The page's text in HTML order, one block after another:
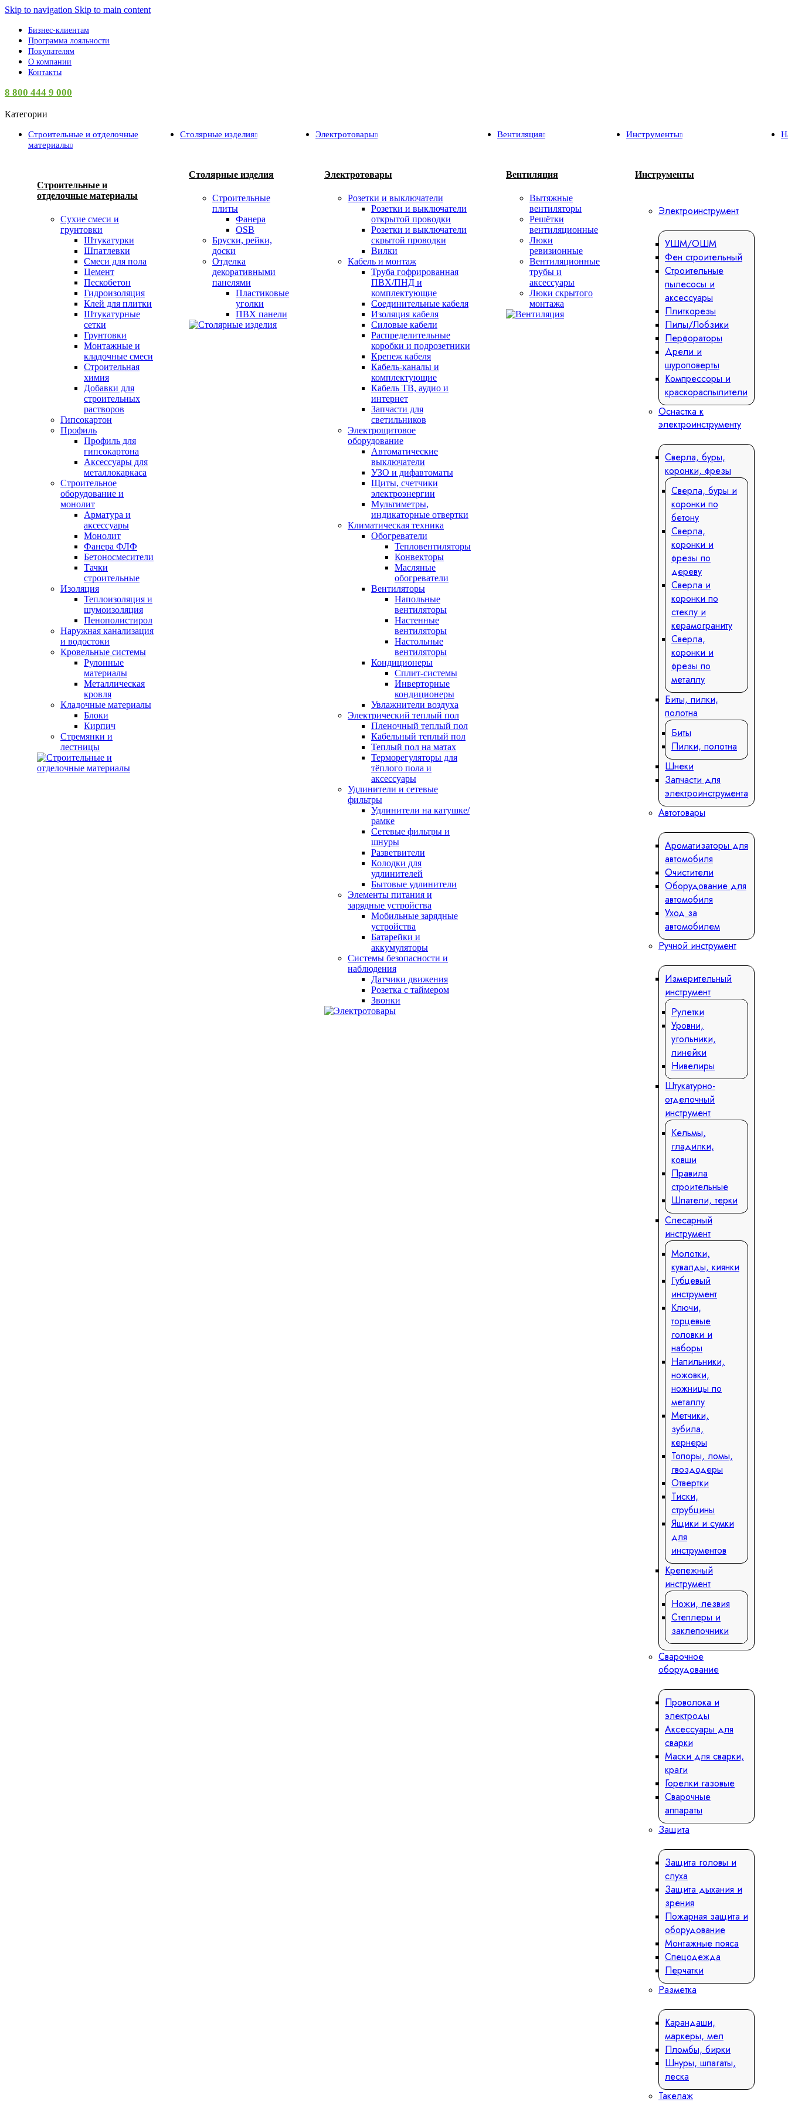
Skip to navigation Skip to main content
Бизнес-клиентам
Программа лояльности
Покупателям
О компании
Контакты
8 800 444 9 000
Категории
Строительные и отделочные
материалы
Строительные и
отделочные материалы
Сухие смеси и
грунтовки
Штукатурки
Шпатлевки
Смеси для пола
Цемент
Пескобетон
Гидроизоляция
Клей для плитки
Штукатурные
сетки
Грунтовки
Монтажные и
кладочные смеси
Строительная
химия
Добавки для
строительных
растворов
Гипсокартон
Профиль
Профиль для
гипсокартона
Аксессуары для
металлокаркаса
Строительное
оборудование и
монолит
Арматура и
аксессуары
Монолит
Фанера ФЛФ
Бетоносмесители
Тачки
строительные
Изоляция
Теплоизоляция и
шумоизоляция
Пенополистирол
Наружная канализация
и водостоки
Кровельные системы
Рулонные
материалы
Металлическая
кровля
Кладочные материалы
Блоки
Кирпич
Стремянки и
лестницы
Столярные изделия
Столярные изделия
Строительные
плиты
Фанера
OSB
Бруски, рейки,
доски
Отделка
декоративными
панелями
Пластиковые
уголки
ПВХ панели
Электротовары
Электротовары
Розетки и выключатели
Розетки и выключатели
открытой проводки
Розетки и выключатели
скрытой проводки
Вилки
Кабель и монтаж
Труба гофрированная
ПВХ/ПНД и
комплектующие
Соединительные кабеля
Изоляция кабеля
Силовые кабели
Распределительные
коробки и подрозетники
Крепеж кабеля
Кабель-каналы и
комплектующие
Кабель ТВ, аудио и
интернет
Запчасти для
светильников
Электрощитовое
оборудование
Автоматические
выключатели
УЗО и дифавтоматы
Щиты, счетчики
электроэнергии
Мультиметры,
индикаторные отвертки
Климатическая техника
Обогреватели
Тепловентиляторы
Конвекторы
Масляные
обогреватели
Вентиляторы
Напольные
вентиляторы
Настенные
вентиляторы
Настольные
вентиляторы
Кондиционеры
Сплит-системы
Инверторные
кондиционеры
Увлажнители воздуха
Электрический теплый пол
Пленочный теплый пол
Кабельный теплый пол
Теплый пол на матах
Терморегуляторы для
тёплого пола и
аксессуары
Удлинители и сетевые
фильтры
Удлинители на катушке/
рамке
Сетевые фильтры и
шнуры
Разветвители
Колодки для
удлинителей
Бытовые удлинители
Элементы питания и
зарядные устройства
Мобильные зарядные
устройства
Батарейки и
аккумуляторы
Системы безопасности и
наблюдения
Датчики движения
Розетка с таймером
Звонки
Вентиляция
Вентиляция
Вытяжные
вентиляторы
Решётки
вентиляционные
Люки
ревизионные
Вентиляционные
трубы и
аксессуары
Люки скрытого
монтажа
Инструменты
Инструменты
Электроинструмент
УШМ/ОШМ
Фен строительный
Строительные
пылесосы и
аксессуары
Плиткорезы
Пилы/Лобзики
Перфораторы
Дрели и
шуроповерты
Компрессоры и
краскораспылители
Оснастка к
электроинструменту
Сверла, буры,
коронки, фрезы
Сверла, буры и
коронки по
бетону
Сверла,
коронки и
фрезы по
дереву
Сверла и
коронки по
стеклу и
керамограниту
Сверла,
коронки и
фрезы по
металлу
Биты, пилки,
полотна
Биты
Пилки, полотна
Шнеки
Запчасти для
электроинструмента
Автотовары
Ароматизаторы для
автомобиля
Очистители
Оборудование для
автомобиля
Уход за
автомобилем
Ручной инструмент
Измерительный
инструмент
Рулетки
Уровни,
угольники,
линейки
Нивелиры
Штукатурно-
отделочный
инструмент
Кельмы,
гладилки,
ковши
Правила
строительные
Шпатели, терки
Слесарный
инструмент
Молотки,
кувалды, киянки
Губцевый
инструмент
Ключи,
торцевые
головки и
наборы
Напильники,
ножовки,
ножницы по
металлу
Метчики,
зубила,
кернеры
Топоры, ломы,
гвоздодеры
Отвертки
Тиски,
струбцины
Ящики и сумки
для
инструментов
Крепежный
инструмент
Ножи, лезвия
Степлеры и
заклепочники
Сварочное
оборудование
Проволока и
электроды
Аксессуары для
сварки
Маски для сварки,
краги
Горелки газовые
Сварочные
аппараты
Защита
Защита головы и
слуха
Защита дыхания и
зрения
Пожарная защита и
оборудование
Монтажные пояса
Спецодежда
Перчатки
Разметка
Карандаши,
маркеры, мел
Пломбы, бирки
Шнуры, шпагаты,
леска
Такелаж